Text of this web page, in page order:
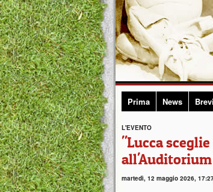
Prima News Brevi
L'EVENTO
"Lucca
all'Auditorium
martedì, 12 maggio 2026,